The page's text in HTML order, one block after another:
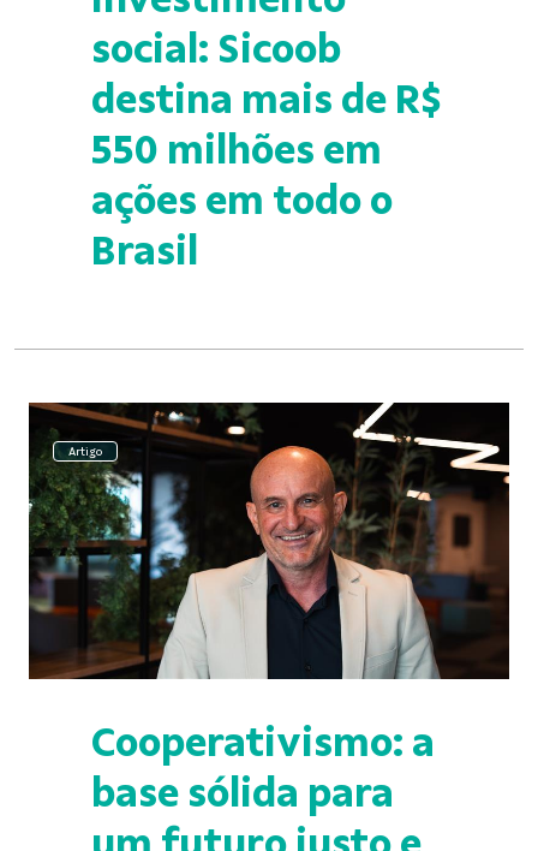
social: Sicoob
destina mais de R$
550 milhões em
ações em todo o
Brasil
Artigo
Cooperativismo: a
base sólida para